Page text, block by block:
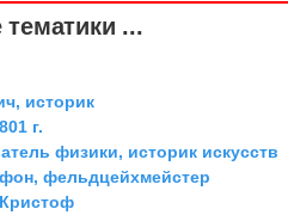
...
историк
г.
физики, историк искусств
фельдцейхмейстер